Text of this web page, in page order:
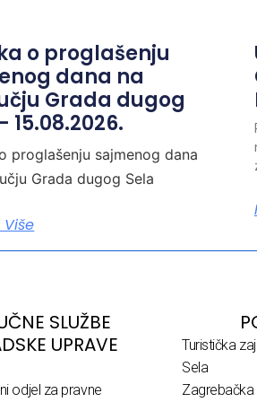
o proglašenju
dana na
Grada dugog
15.08.2026.
proglašenju sajmenog dana
Grada dugog Sela
SLUŽBE
UPRAVE
odjel za pravne
Turistička
Sela
Zagrebačka